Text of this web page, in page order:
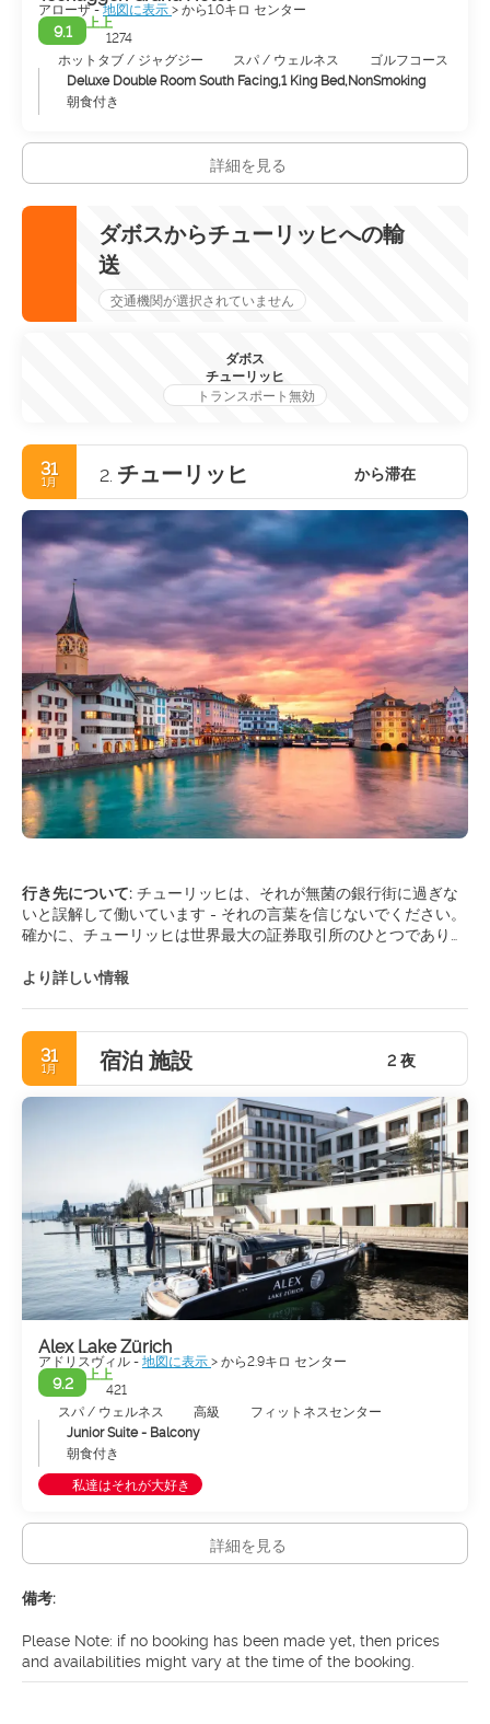
アローザ -地図に表示> から1.0キロ センター
9.1
上上
1274
ホットタブ / ジャグジー
スパ / ウェルネス
ゴルフコース
Deluxe Double Room South Facing,1 King Bed,NonSmoking
朝食付き
詳細を見る
ダボスからチューリッヒへの輸
送
交通機関が選択されていません
ダボス
チューリッヒ
トランスポート無効
31
1月 2. チューリッヒ から滞在
行き先について: チューリッヒは、それが無菌の銀行街に過ぎな
いと誤解して働いています - それの言葉を信じないでください。
確かに、チューリッヒは世界最大の証券取引所のひとつであり、
共有すると、芸術的でトレンドに敏感で活気に満ちた都市が見つ
かつての倉庫、高架橋、造船所はアートセンター、ファンキーな
バー、風変わりなブティックへと変貌しました。街の悪名高いレ
ッドライト地区であるLangstrasseに沿って、あなたはスカート
の一部であるのと同じくらい新しいデザイナーによって作られた
シックなハンドバッグを家に持ち帰る可能性があります。チュー
リッヒのキャラクターは、毎年恒例のストリートパレードのスピ
ーカーからブームとなっています。これは、DJとフロートで覆
われた最小限のダンサーが街を駆け抜けるマンモステクノフェス
ティバルです。銀行員の結びつきは見えない。ニーダードルフの
かなり東の銀行地区にあれば、それは緩められます。これらの中
世の通りには、角にあるカフェ、流行のTaproom、そして世界
クラスのレストランがたくさんあります。特に夏は夏の間は、ゆ
ったりとした雰囲気の中で午後を過ごすのは簡単です。冬も特別
です。雪の呪文の下、石畳の路地、噴水、湖畔の遊歩道、そして
見事な旧市街の建築物が芸術家の筆のストロークのために作られ
の1つが町に入り込み、温かい柑橘類とグリューワイン（焼きワ
イン）のシナモンストールが溢れ出すときです。買い物客は、い
つでもここで彼らの要素になります。チューリッヒの派手な面
は、街の主なショッピングドラッグストアである
Bahnhofstrasseの高級デザイナーズブティックでも明らかで
す。しかし、これはもはやスマートセットだけの都市ではありま
せん。隠された通りの向こうにはたくさんの珍しいお店がありま
す。リマット川とチューリッヒ湖の北端にまたがって座っている
たちも彼らの追加に丁寧でした - ちょうど川を挟んで向かい合っ
ているFraumünsterとGrossmünster教会をチェックしてくださ
ナイトライフを満喫した後は、近くのUetliberg山やチューリッ
より詳しい情報
31
1月 宿泊 施設 2 夜
Alex Lake Zürich
アドリスヴィル -地図に表示> から2.9キロ センター
9.2
上上
421
スパ / ウェルネス
高級
フィットネスセンター
Junior Suite - Balcony
朝食付き
私達はそれが大好き
詳細を見る
備考:
Please Note: if no booking has been made yet, then prices
and availabilities might vary at the time of the booking.